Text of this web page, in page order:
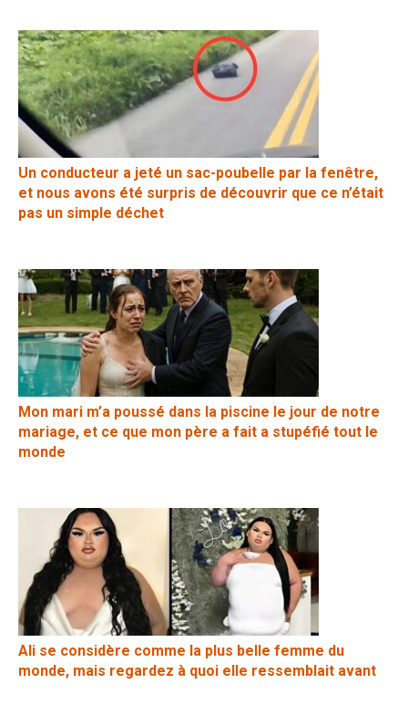
Un conducteur a jeté un sac-poubelle par la fenêtre,
et nous avons été surpris de découvrir que ce n’était
pas un simple déchet
Mon mari m’a poussé dans la piscine le jour de notre
mariage, et ce que mon père a fait a stupéfié tout le
monde
Ali se considère comme la plus belle femme du
monde, mais regardez à quoi elle ressemblait avant